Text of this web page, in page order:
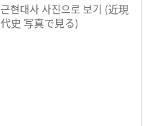
근현대사 사진으로 보기 (近現
代史 写真で見る)